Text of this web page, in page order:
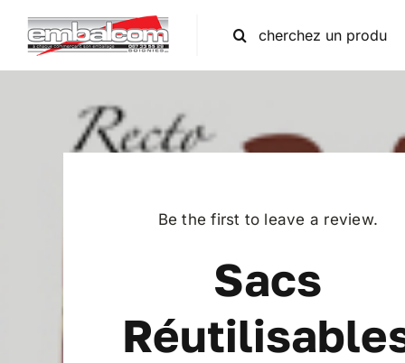
content
Rechercher
Be the first to leave a review.
Sacs